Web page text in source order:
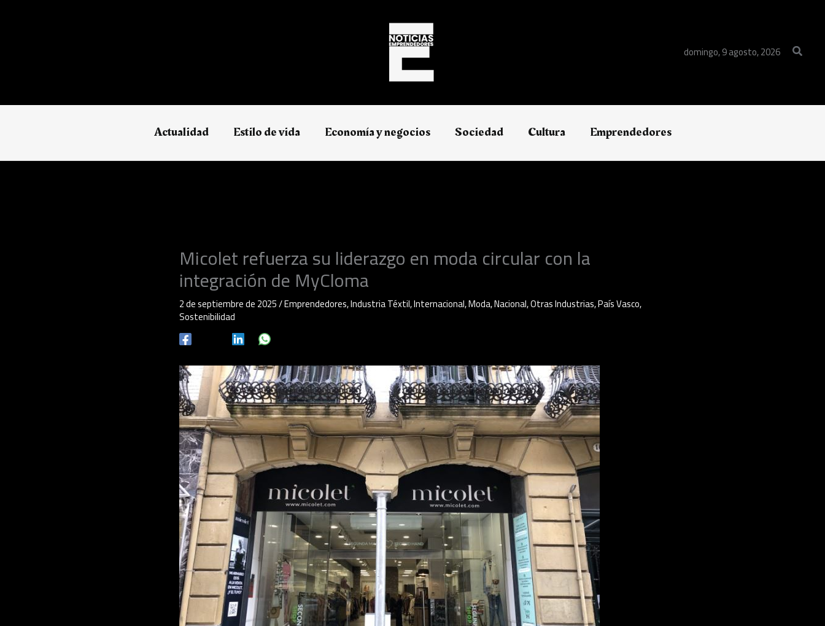
domingo, 9 agosto, 2026
Buscar
Actualidad Estilo de vida Economía y negocios​ Sociedad Cultura Emprendedores
Micolet refuerza su liderazgo en moda circular con la
integración de MyCloma
2 de septiembre de 2025/Emprendedores,Industria Téxtil,Internacional,Moda,Nacional,Otras Industrias,País Vasco,
Sostenibilidad